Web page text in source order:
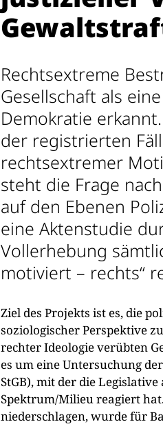
Rechtsextreme
Gesellschaft als
Demokratie
der registrierten
rechtsextremer
steht die Frage
auf den Ebenen
eine Aktenstudie
Vollerhebung
motiviert – rechts“
Ziel des Projekts ist es, die
soziologischer Perspektive
rechter Ideologie verübten
es um eine Untersuchung
StGB), mit der die
Spektrum/Milieu reagiert
niederschlagen, wurde für